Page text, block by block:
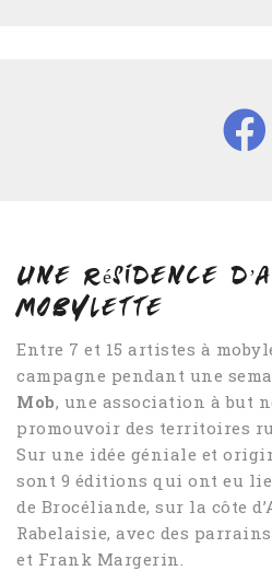
Une résidence
mobylette
Entre 7 et 15 artistes à
campagne pendant une
Mob, une association à but
promouvoir des territoires
Sur une idée géniale et
sont 9 éditions qui ont eu
de Brocéliande, sur la côte
Rabelaisie, avec des
et Frank Margerin.